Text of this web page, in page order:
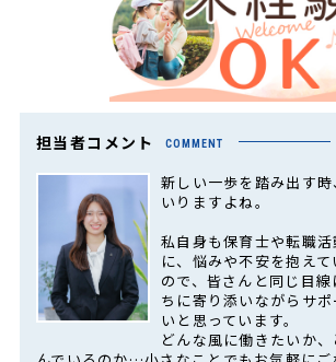
担当者コメント COMMENT
新しい一歩を踏み出す
いりますよね。
私自身も保育士や転職
に、悩みや不安を抱え
ので、皆さんと同じ目
ちに寄り添いながらサ
いと思っています。
どんな風に働きたいか